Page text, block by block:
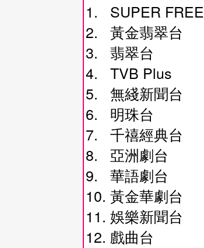
1. SUPER FREE
2. 黃金翡翠台
3. 翡翠台
4. TVB Plus
5. 無綫新聞台
6. 明珠台
7. 千禧經典台
8. 亞洲劇台
9. 華語劇台
10. 黃金華劇台
11. 娛樂新聞台
12. 戲曲台